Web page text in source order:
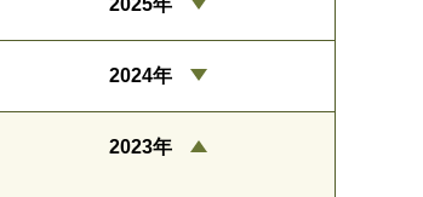
2024年
2023年